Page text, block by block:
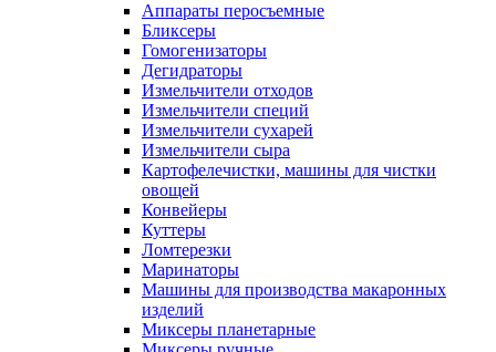
Аппараты перосъемные
Бликсеры
Гомогенизаторы
Дегидраторы
Измельчители отходов
Измельчители специй
Измельчители сухарей
Измельчители сыра
Картофелечистки, машины для чистки
овощей
Конвейеры
Куттеры
Ломтерезки
Маринаторы
Машины для производства макаронных
изделий
Миксеры планетарные